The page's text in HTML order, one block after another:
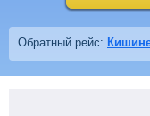
Обратный рейс: